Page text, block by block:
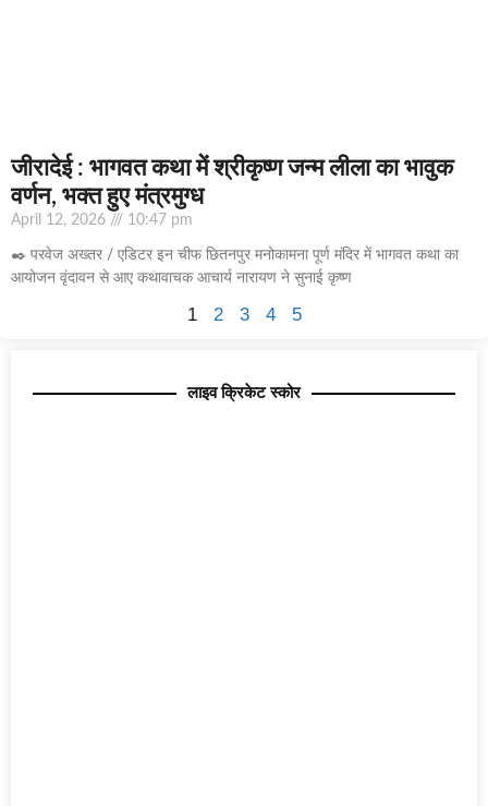
जीरादेई : भागवत कथा में श्रीकृष्ण जन्म लीला का भावुक
वर्णन, भक्त हुए मंत्रमुग्ध
April 12, 2026 10:47 pm
✒️ परवेज अख्तर / एडिटर इन चीफ छितनपुर मनोकामना पूर्ण मंदिर में भागवत कथा का
आयोजन वृंदावन से आए कथावाचक आचार्य नारायण ने सुनाई कृष्ण
1 2 3 4 5
लाइव क्रिकेट स्कोर